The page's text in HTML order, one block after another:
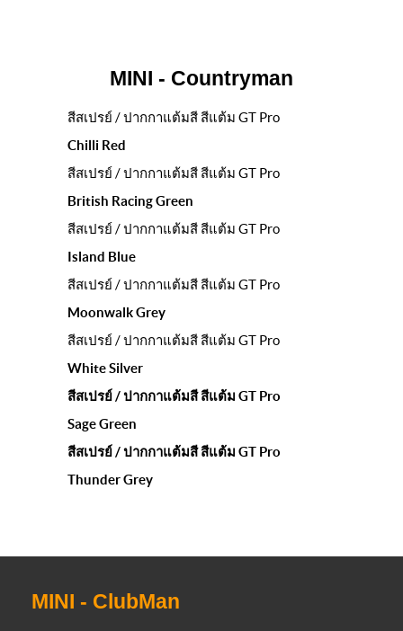
MINI - Countryman
สีสเปรย์ / ปากกาแต้มสี สีแต้ม GT Pro
Chilli Red
สีสเปรย์ / ปากกาแต้มสี สีแต้ม GT Pro
British Racing Green
สีสเปรย์ / ปากกาแต้มสี สีแต้ม GT Pro
Island Blue
สีสเปรย์ / ปากกาแต้มสี สีแต้ม GT Pro
Moonwalk Grey
สีสเปรย์ / ปากกาแต้มสี สีแต้ม GT Pro
White Silver
สีสเปรย์ / ปากกาแต้มสี สีแต้ม GT Pro
Sage Green
สีสเปรย์ / ปากกาแต้มสี สีแต้ม GT Pro
Thunder Grey
MINI - ClubMan